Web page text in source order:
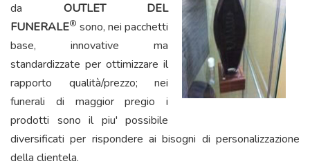
da OUTLET DEL
FUNERALE® sono, nei pacchetti
base, innovative ma
standardizzate per ottimizzare il
rapporto qualità/prezzo; nei
funerali di maggior pregio i
prodotti sono il piu' possibile
diversificati per rispondere ai bisogni di personalizzazione
della clientela.